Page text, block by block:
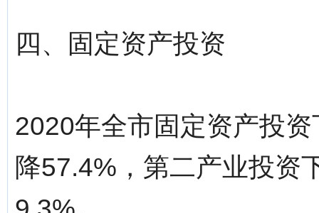
四、固定资产投资
2020年全市固定资产投
降57.4%，第二产业投资